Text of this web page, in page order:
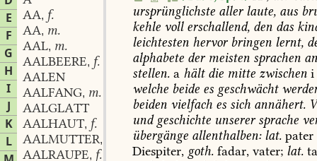
E
F
G
H
I
J
K
L
AA, f.
AA, m.
AAL, m.
AALBEERE, f.
AALEN
AALFANG, m.
AALGLATT
AALHAUT, f.
AALMUTTER,
AALRAUPE, f.
ursprünglichste allerlaute, aus
kehle vollerschallend, den das
leichtesten hervorbringen lernt,
alphabete dermeisten sprachen
stellen. a hältdie mitte zwischen i
welche beide es geschwächt
beiden vielfach es sich annähert.
undgeschichte unserersprache
übergänge allenthalben:lat. pater
Diespiter, goth. fadar, vater; lat.